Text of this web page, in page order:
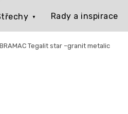
Rady a inspirace
Tegalit star –granit metalic